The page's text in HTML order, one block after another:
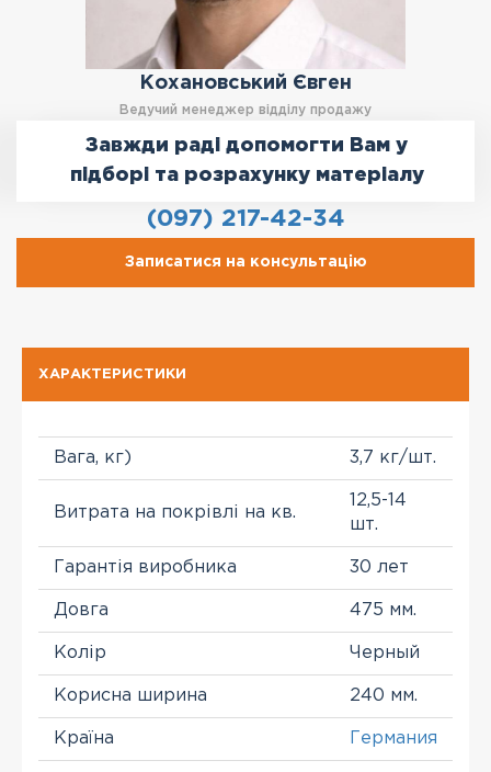
Кохановський Євген
Ведучий менеджер відділу продажу
Завжди раді допомогти Вам у
підборі та розрахунку матеріалу
(097) 217-42-34
Записатися на консультацію
ХАРАКТЕРИСТИКИ
Вага, кг) 3,7 кг/шт.
Витрата на покрівлі на кв.
12,5-14
шт.
Гарантія виробника 30 лет
Довга 475 мм.
Колір Черный
Корисна ширина 240 мм.
Країна Германия